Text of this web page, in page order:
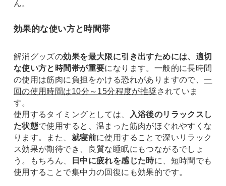
ん。
効果的な使い方と時間帯
解消グッズの効果を最大限に引き出すためには、適切
な使い方と時間帯が重要になります。一般的に長時間
の使用は筋肉に負担をかける恐れがありますので、一
回の使用時間は10分～15分程度が推奨されていま
す。
使用するタイミングとしては、
入浴後のリラックスし
た状態で使用すると、温まった筋肉がほぐれやすくな
ります。また、 就寝前に使用することで深いリラック
ス効果が期待でき、良質な睡眠にもつながるでしょ
う。もちろん、
日中に疲れを感じた時に、短時間でも
使用することで集中力の回復にも効果的です。